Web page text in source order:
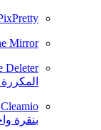
Mirror
Deleter
بنقرة